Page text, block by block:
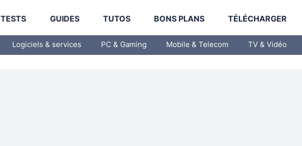
TESTS GUIDES TUTOS BONS PLANS TÉLÉCHARGER
Logiciels & services PC & Gaming Mobile & Telecom TV & Vidéo